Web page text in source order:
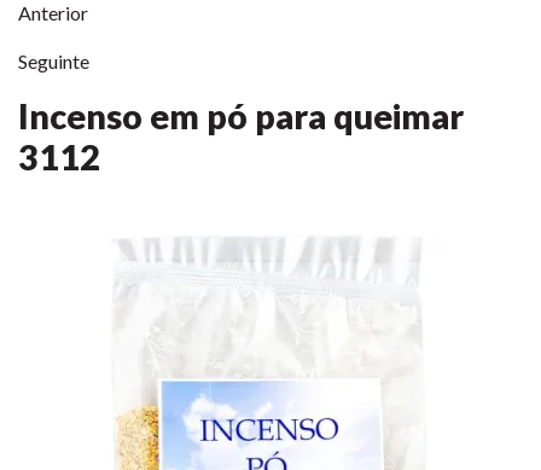
Anterior
Seguinte
Incenso em pó para queimar
3112